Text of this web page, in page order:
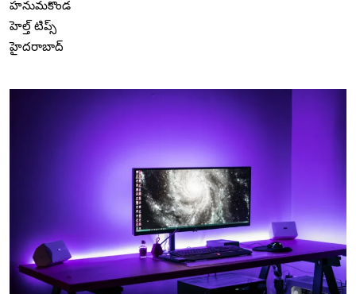
హనుమకొండ
హెల్త్ టిప్స్
హైదరాబాద్